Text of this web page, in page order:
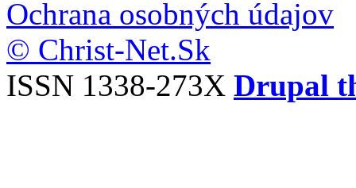
Ochrana osobných údajov
© Christ-Net.Sk
ISSN 1338-273X Drupal